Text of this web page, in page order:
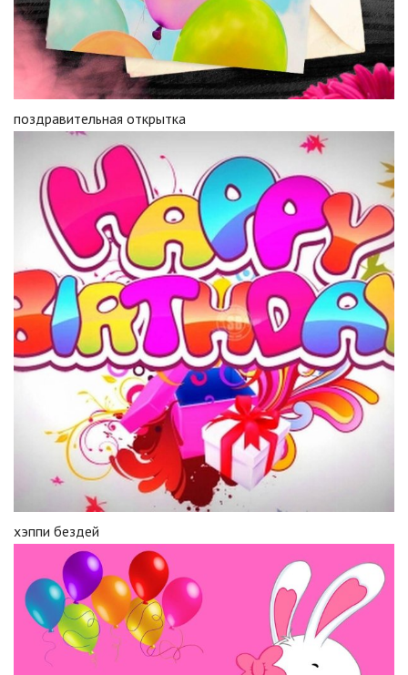
поздравительная открытка
хэппи бездей